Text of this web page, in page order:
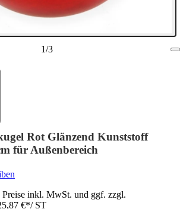
1/3
Rot Glänzend Kunststoff
für Außenbereich
inkl. MwSt. und ggf. zzgl.
€*/ ST